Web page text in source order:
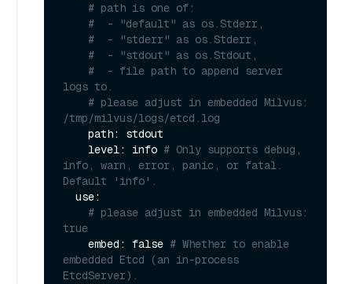
# path is one of:
#  - "default" as os.Stderr,
#  - "stderr" as os.Stderr,
#  - "stdout" as os.Stdout,
#  - file path to append server
logs to.
# please adjust in embedded Milvus:
/tmp/milvus/logs/etcd.log
    level: info
# Only supports debug,
info, warn, error, panic, or fatal.
Default 'info'.
# please adjust in embedded Milvus:
true
    embed: false
# Whether to enable
embedded Etcd (an in-process
EtcdServer).